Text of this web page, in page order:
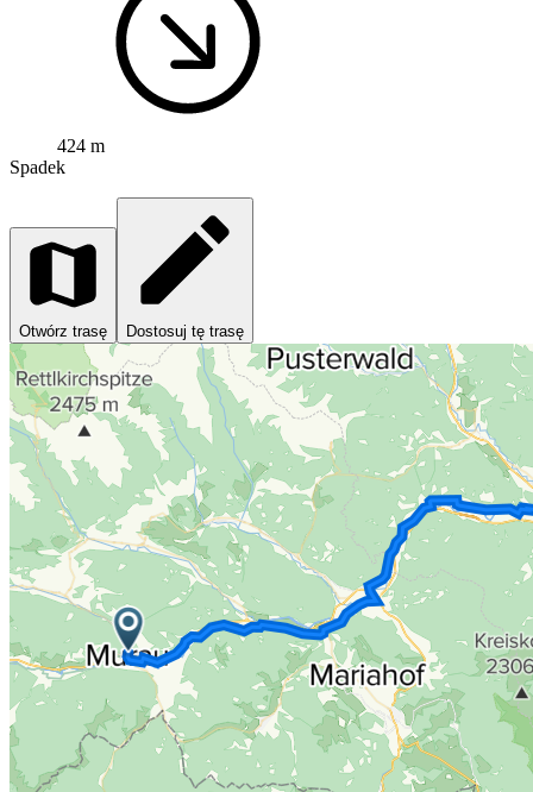
424 m
Spadek
Otwórz trasę Dostosuj tę trasę